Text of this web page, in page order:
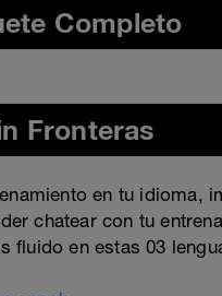
Completo
Fronteras
en tu idioma,
chatear con tu
fluido en estas 03